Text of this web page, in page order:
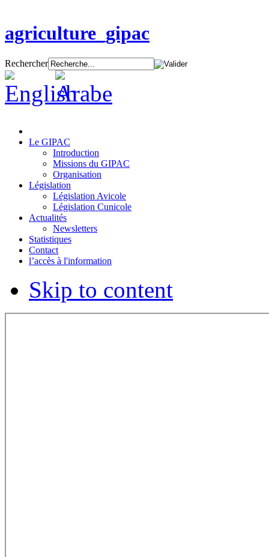
agriculture_gipac
Rechercher
Le GIPAC
Introduction
Missions du GIPAC
Organisation
Législation
Législation Avicole
Législation Cunicole
Actualités
Newsletters
Statistiques
Contact
l’accès à l'information
Skip to content